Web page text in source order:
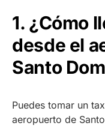
1. ¿Cómo
desde el
Santo
Puedes tomar un
aeropuerto de